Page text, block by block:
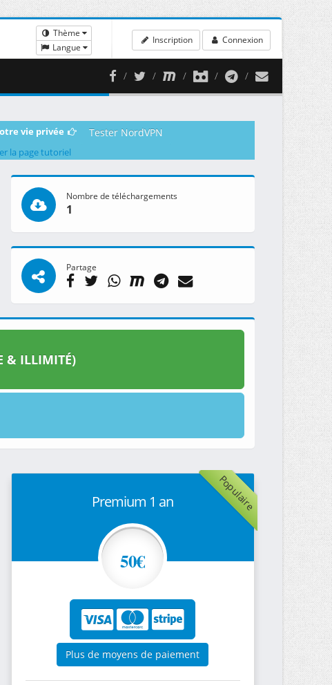
Thème
Langue
Inscription Connexion
vie privée Tester NordVPN
la page tutoriel
Nombre de téléchargements
1
Partage
& ILLIMITÉ)
Populaire
Premium 1 an
50€
Plus de moyens de paiement